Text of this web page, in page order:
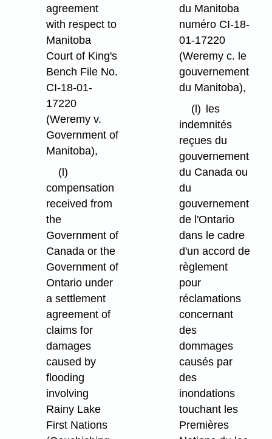
agreement
with respect to
Manitoba
Court of King's
Bench File No.
CI-18-01-
17220
(Weremy v.
Government of
Manitoba),
(l)
compensation
received from
the
Government of
Canada or the
Government of
Ontario under
a settlement
agreement of
claims for
damages
caused by
flooding
involving
Rainy Lake
First Nations
du Manitoba
numéro CI-18-
01-17220
(Weremy c. le
gouvernement
du Manitoba),
(l) les
indemnités
reçues du
gouvernement
du Canada ou
du
gouvernement
de l'Ontario
dans le cadre
d'un accord de
règlement
pour
réclamations
concernant
des
dommages
causés par
des
inondations
touchant les
Premières